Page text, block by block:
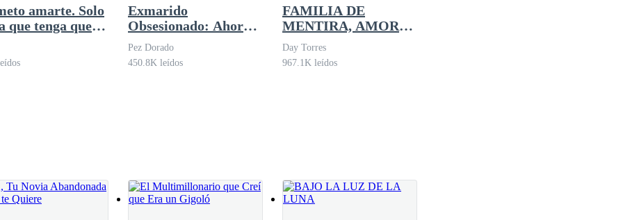
dijo nada. ¿Quién era él después de todo?
a Juliette de su casa, esta tenía un nuevo comprador y necesitaban deshacerse de ella rápidamente.
amarte. Solo
que tenga que
adiós
Exmarido
Obsesionado: Ahora
Soy Inalcanzable
Pez Dorado
450.8K leídos
FAMILIA DE
MENTIRA, AMOR
DE VERDAD
Day Torres
967.1K leídos